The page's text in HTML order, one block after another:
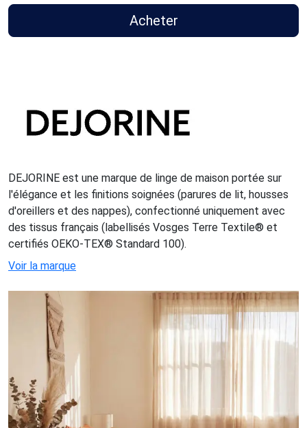
Acheter
DEJORINE est une marque de linge de maison portée sur
l'élégance et les finitions soignées (parures de lit, housses
d'oreillers et des nappes), confectionné uniquement avec
des tissus français (labellisés Vosges Terre Textile® et
certifiés OEKO-TEX® Standard 100).
Voir la marque